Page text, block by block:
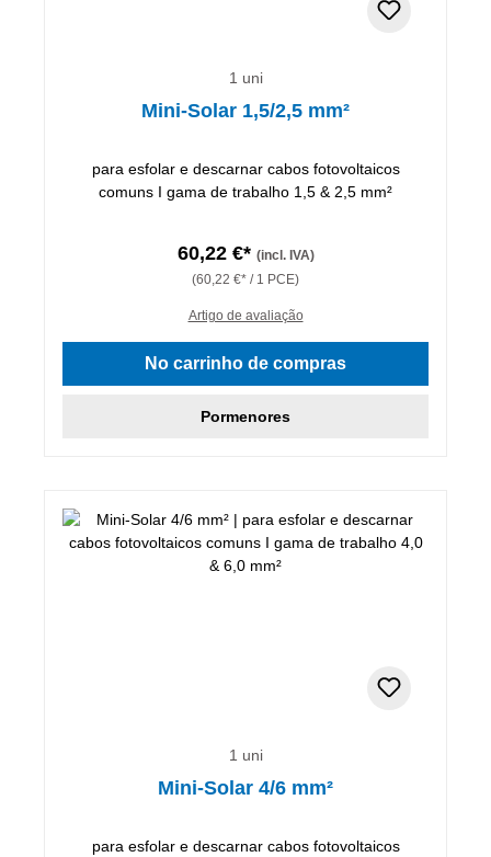
1 uni
Mini-Solar 1,5/2,5 mm²
para esfolar e descarnar cabos fotovoltaicos
comuns I gama de trabalho 1,5 & 2,5 mm²
60,22 €* (incl. IVA)
(60,22 €* / 1 PCE)
Artigo de avaliação
No carrinho de compras
Pormenores
1 uni
Mini-Solar 4/6 mm²
para esfolar e descarnar cabos fotovoltaicos